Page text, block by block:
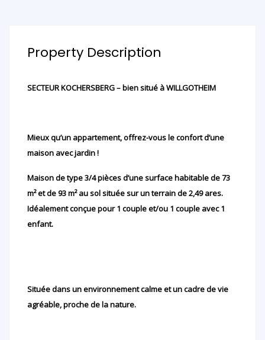
Property Description
SECTEUR KOCHERSBERG – bien situé à WILLGOTHEIM
Mieux qu’un appartement, offrez-vous le confort d’une
maison avec jardin !
Maison de type 3/4 pièces d’une surface habitable de 73
m² et de 93 m² au sol située sur un terrain de 2,49 ares.
Idéalement conçue pour 1 couple et/ou 1 couple avec 1
enfant.
Située dans un environnement calme et un cadre de vie
agréable, proche de la nature.